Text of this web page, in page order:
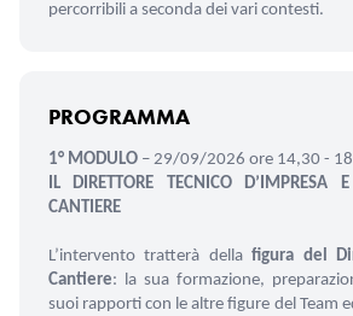
percorribili a seconda dei vari contesti.
PROGRAMMA
1° MODULO – 29/09/2026 ore 14,30 -
IL DIRETTORE TECNICO D’IMPRESA
CANTIERE
L’intervento tratterà dellafigura del
Cantiere: la sua formazione,
suoi rapporti con le altre figure del Team